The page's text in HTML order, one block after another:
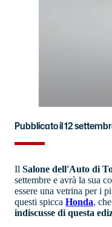
Pubblicato il 12
Il Salone dell'Auto di
settembre e avrà la sua
essere una vetrina per i
questi spicca Honda,
indiscusse di questa